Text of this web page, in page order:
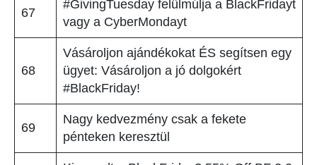
67
#GivingTuesday felülmúlja a BlackFridayt
vagy a CyberMondayt
68
Vásároljon ajándékokat ÉS segítsen egy
ügyet: Vásároljon a jó dolgokért
#BlackFriday!
69
Nagy kedvezmény csak a fekete
pénteken keresztül